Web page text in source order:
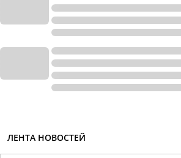
ЛЕНТА НОВОСТЕЙ